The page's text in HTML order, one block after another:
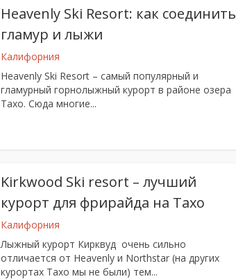
Heavenly Ski Resort: как соединить
гламур и лыжи
Калифорния
Heavenly Ski Resort – самый популярный и
гламурный горнолыжный курорт в районе озера
Тахо. Сюда многие...
Kirkwood Ski resort – лучший
курорт для фрирайда на Тахо
Калифорния
Лыжный курорт Кирквуд очень сильно
отличается от Heavenly и Northstar (на других
курортах Тахо мы не были) тем...